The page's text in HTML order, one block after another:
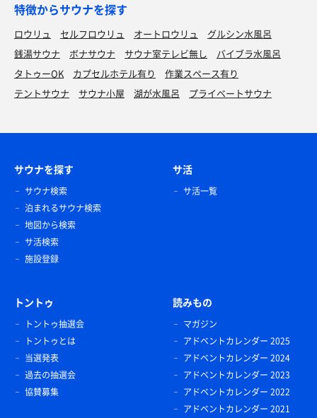
特徴からサウナを探す
ロウリュ セルフロウリュ オートロウリュ
グルシン水風呂
銭湯サウナ
ボナサウナ サウナ室テレビ無し
バイブラ水風呂
タトゥーOK
カプセルホテル有り
作業スペース有り
テントサウナ
サウナ小屋 湖が水風呂 プライベートサウナ
サウナを探す
サウナ検索
泊まれるサウナ検索
地図から検索
サ活検索
施設登録
サ活
サ活一覧
トントゥ
トントゥ抽選会
トントゥとは
当選発表
過去の抽選会
協賛募集
読みもの
マガジン
アドベントカレンダー 2025
アドベントカレンダー 2024
アドベントカレンダー 2023
アドベントカレンダー 2022
アドベントカレンダー 2021